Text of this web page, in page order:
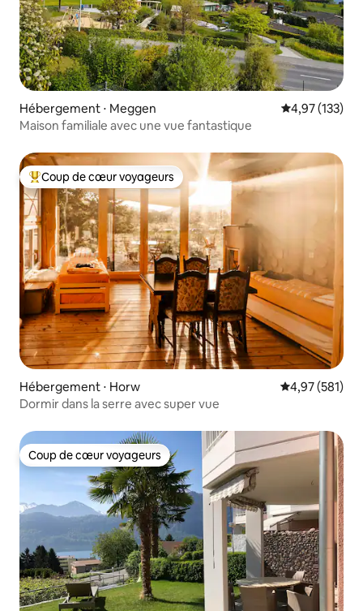
Hébergement ⋅ Meggen Évaluation
4,97 (133)
Maison familiale avec une vue fantastique
Coups de cœur voyageurs les plus appréciés
Coup de cœur voyageurs
Hébergement ⋅ Horw Évaluation
4,97 (581)
Dormir dans la serre avec super vue
Coup de cœur voyageurs
Coup de cœur voyageurs